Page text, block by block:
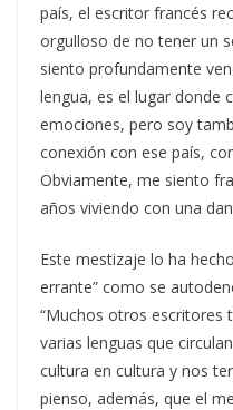
país, el escritor francés
orgulloso de no tener un
siento profundamente
lengua, es el lugar donde
emociones, pero soy
conexión con ese país,
Obviamente, me siento
años viviendo con una
Este mestizaje lo ha
errante” como se
“Muchos otros escritores
varias lenguas que
cultura en cultura y nos
pienso, además, que el